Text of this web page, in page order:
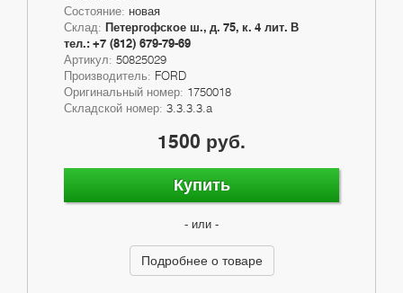
Состояние: новая
Склад: Петергофское ш., д. 75, к. 4 лит. В
тел.: +7 (812) 679-79-69
Артикул: 50825029
Производитель: FORD
Оригинальный номер: 1750018
Складской номер: 3.3.3.3.a
1500 руб.
Купить
- или -
Подробнее о товаре